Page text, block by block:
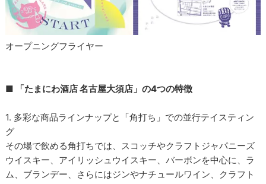
オープニングフライヤー
■ 「たまにわ酒店 名古屋大須店」の4つの特徴
1. 多彩な商品ラインナップと「角打ち」での並行テイスティン
グ
その場で飲める角打ちでは、スコッチやクラフトジャパニーズ
ウイスキー、アイリッシュウイスキー、バーボンを中心に、ラ
ム、ブランデー、さらにはジンやナチュールワイン、クラフト